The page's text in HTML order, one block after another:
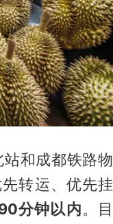
和成都铁路物
转运、优先挂
分钟以内。目